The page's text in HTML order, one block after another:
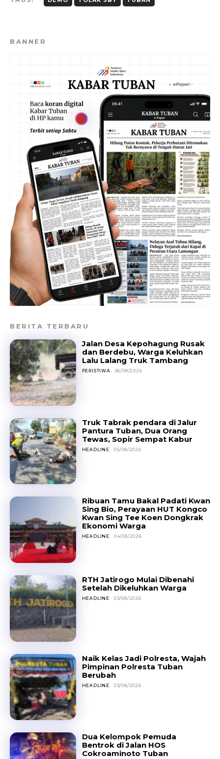
BANNER
BERITA TERBARU
Jalan Desa Kepohagung Rusak
dan Berdebu, Warga Keluhkan
Lalu Lalang Truk Tambang
PERISTIWA 06/08/2026
Truk Tabrak pendara di Jalur
Pantura Tuban, Dua Orang
Tewas, Sopir Sempat Kabur
HEADLINE 05/08/2026
Ribuan Tamu Bakal Padati Kwan
Sing Bio, Perayaan HUT Kongco
Kwan Sing Tee Koen Dongkrak
Ekonomi Warga
HEADLINE 04/08/2026
RTH Jatirogo Mulai Dibenahi
Setelah Dikeluhkan Warga
HEADLINE 03/08/2026
Naik Kelas Jadi Polresta, Wajah
Pimpinan Polresta Tuban
Berubah
HEADLINE 03/08/2026
Dua Kelompok Pemuda
Bentrok di Jalan HOS
Cokroaminoto Tuban